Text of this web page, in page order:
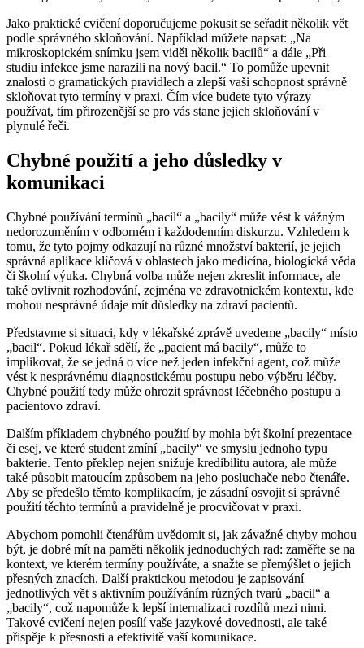
Jako praktické cvičení doporučujeme pokusit se seřadit několik vět
podle správného skloňování. Například můžete napsat: „Na
mikroskopickém snímku jsem viděl několik bacilů“ a dále „Při
studiu infekce jsme narazili na nový bacil.“ To pomůže upevnit
znalosti o gramatických pravidlech a zlepší vaši schopnost správně
skloňovat tyto termíny v praxi. Čím více budete tyto výrazy
používat, tím přirozenější se pro vás stane jejich skloňování v
plynulé řeči.
Chybné použití a jeho důsledky v
komunikaci
Chybné používání termínů „bacil“ a „bacily“ může vést k vážným
nedorozuměním v odborném i každodenním diskurzu. Vzhledem k
tomu, že tyto pojmy odkazují na různé množství bakterií, je jejich
správná aplikace klíčová v oblastech jako medicína, biologická věda
či školní výuka. Chybná volba může nejen zkreslit informace, ale
také ovlivnit rozhodování, zejména ve zdravotnickém kontextu, kde
mohou nesprávné údaje mít důsledky na zdraví pacientů.
Představme si situaci, kdy v lékařské zprávě uvedeme „bacily“ místo
„bacil“. Pokud lékař sdělí, že „pacient má bacily“, může to
implikovat, že se jedná o více než jeden infekční agent, což může
vést k nesprávnému diagnostickému postupu nebo výběru léčby.
Chybné použití tedy může ohrozit správnost léčebného postupu a
pacientovo zdraví.
Dalším příkladem chybného použití by mohla být školní prezentace
či esej, ve které student zmíní „bacily“ ve smyslu jednoho typu
bakterie. Tento překlep nejen snižuje kredibilitu autora, ale může
také působit matoucím způsobem na jeho posluchače nebo čtenáře.
Aby se předešlo těmto komplikacím, je zásadní osvojit si správné
použití těchto termínů a pravidelně je procvičovat v praxi.
Abychom pomohli čtenářům uvědomit si, jak závažné chyby mohou
být, je dobré mít na paměti několik jednoduchých rad: zaměřte se na
kontext, ve kterém termíny používáte, a snažte se přemýšlet o jejich
přesných znacích. Další praktickou metodou je zapisování
jednotlivých vět s aktivním používáním různých tvarů „bacil“ a
„bacily“, což napomůže k lepší internalizaci rozdílů mezi nimi.
Takové cvičení nejen posílí vaše jazykové dovednosti, ale také
přispěje k přesnosti a efektivitě vaší komunikace.